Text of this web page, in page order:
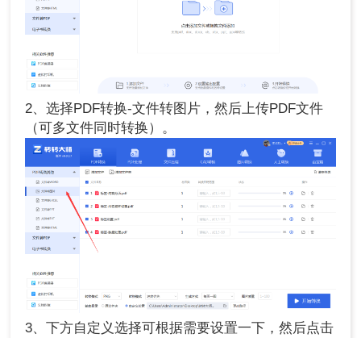
2、选择PDF转换-文件转图片，然后上传PDF文件
（可多文件同时转换）。
3、下方自定义选择可根据需要设置一下，然后点击